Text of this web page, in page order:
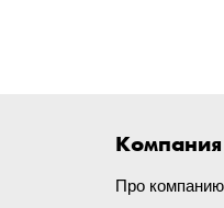
Компания
Про компанию